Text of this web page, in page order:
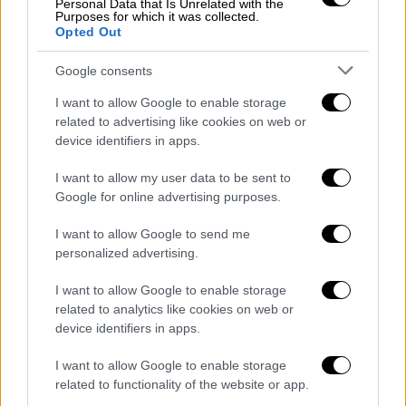
Personal Data that Is Unrelated with the
Purposes for which it was collected.
Opted Out
Google consents
I want to allow Google to enable storage
related to advertising like cookies on web or
device identifiers in apps.
I want to allow my user data to be sent to
Google for online advertising purposes.
I want to allow Google to send me
personalized advertising.
I want to allow Google to enable storage
related to analytics like cookies on web or
device identifiers in apps.
I want to allow Google to enable storage
related to functionality of the website or app.
ενώ το πρωτόκολλο είναι πολύ
πρωτόκολλο
υπενθυμίζοντας ότι ο πρωθυπουργός, όταν
πάρα πολύ κατηγορηματικά ότι δεν θα
ανεχτώ, να πεταχθεί κάτι στο καλάθι
διευθυντήςκαι έναςεκπαιδευτικόςτης
πρωτοβάθμιας,επιλαμβάνονται της
και ανάλογα με τη σοβαρότητα
μπορεί να κάνουν χρήση ψυχολόγου
κοινωνικού λειτουργού, ενώ ενδέχεται να
ακολουθηθεί μιαδιαδικασίαπου
μπορεί να
εμπλακούν και άλλοι ειδικοί επιστήμονες,
συνέχισε η κυρία Μακρή.
Τα μέτρα δεν έχουν τιμωρητικό